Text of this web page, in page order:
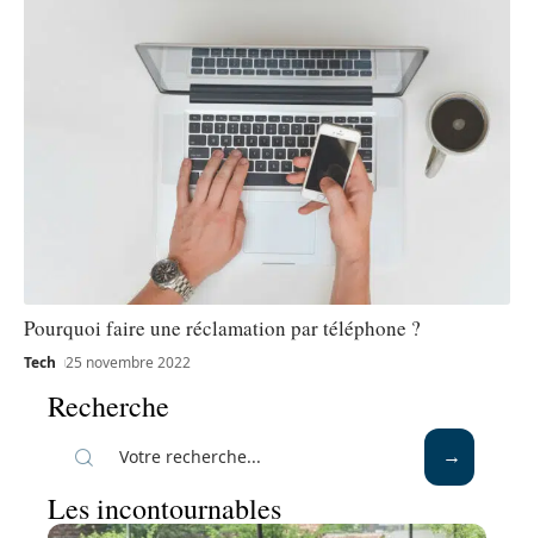
Pourquoi faire une réclamation par téléphone ?
Tech 25 novembre 2022
Recherche
Les incontournables